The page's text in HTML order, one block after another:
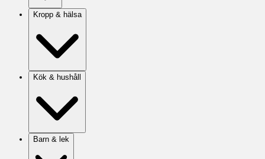
Kropp & hälsa
Kök & hushåll
Barn & lek